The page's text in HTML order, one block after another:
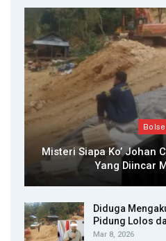
Misteri Siapa Ko’ Johan
Yang Diincar
Diduga
Pidung Lolos
Mar 8, 2026